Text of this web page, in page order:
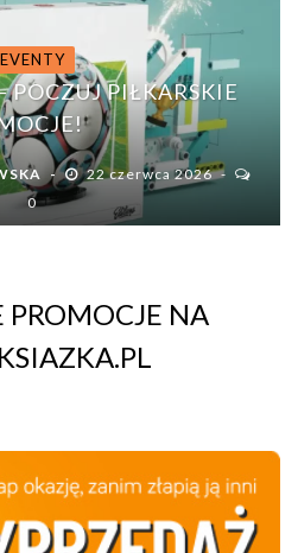
EVENTY
PIŁKARSKIE
22 czerwca 2026
0
NA